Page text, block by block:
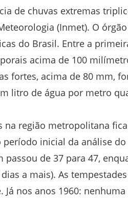
de chuvas extremas
(Inmet). O
do Brasil. Entre a
acima de 100
fortes, acima de 80 mm,
litro de água por metro
na região metropolitana
inicial da análise
de 37 para 47,
a mais). As
nos anos 1960: